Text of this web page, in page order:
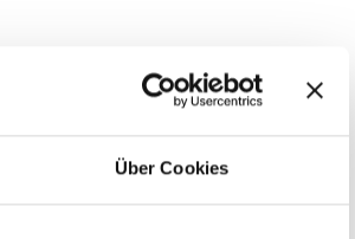
Über Cookies
Suche bitte die Groß- und